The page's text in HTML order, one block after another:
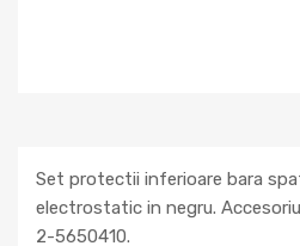
Set protectii inferioare bara
electrostatic in negru.
2-5650410.